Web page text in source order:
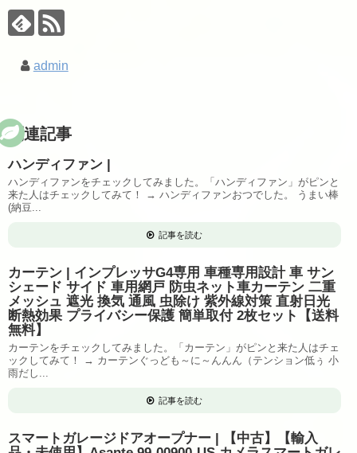
admin
関連記事
ハンディファン |
ハンディファンをチェックしてみました。「ハンディファン」がピンと
来た人はチェックしてみて！ → ハンディファンおつでした。 うまい棒
(納豆...
記事を読む
カーテン | インプレッサG4専用 車種専用設計 車 サン
シェード サイド 車用網戸 防虫ネット車カーテン 二重
メッシュ 遮光 換気 通風 虫除け 紫外線対策 直射日光
断熱効果 プライバシー保護 簡単取付 2枚セット【送料
無料】
カーテンをチェックしてみました。「カーテン」がピンと来た人はチェ
ックしてみて！ → カーテンぐっども～に～んんん（テンション低ぅ 小
雨だし...
記事を読む
スマートガレージドアオープナー | 【中古】【輸入